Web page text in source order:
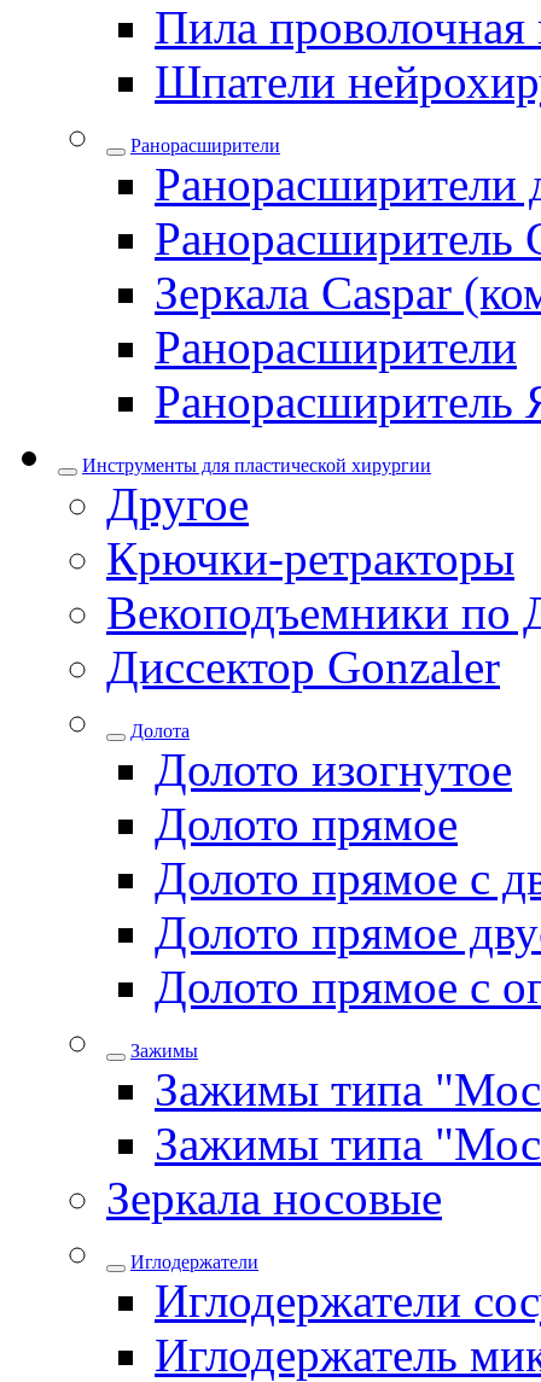
Пила проволочная
Шпатели
Ранорасширители
Ранорасширители
Ранорасширитель
Зеркала Caspar
Ранорасширители
Ранорасширитель
Инструменты для пластической хирургии
Другое
Крючки-ретракторы
Векоподъемники по
Диссектор Gonzaler
Долота
Долото изогнутое
Долото прямое
Долото прямое с
Долото прямое
Долото прямое с
Зажимы
Зажимы типа
Зажимы типа
Зеркала носовые
Иглодержатели
Иглодержатели
Иглодержатель